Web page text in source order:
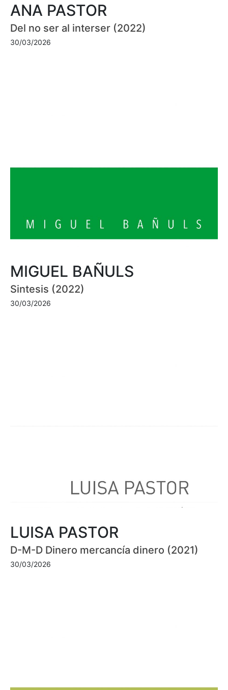
ANA PASTOR
Del no ser al interser (2022)
30/03/2026
MIGUEL BAÑULS
Sintesis (2022)
30/03/2026
LUISA PASTOR
D-M-D Dinero mercancía dinero (2021)
30/03/2026